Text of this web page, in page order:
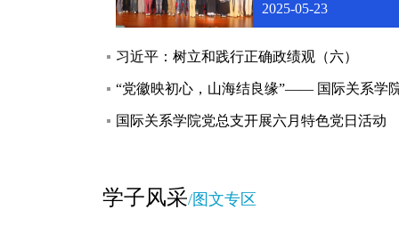
2025-05-23
习近平：树立和践行正确政绩观（六）
“党徽映初心，山海结良缘”—— 国际关系学
YES项目中外青年深度交流
国际关系学院党总支开展六月特色党日活动
学子风采/图文专区